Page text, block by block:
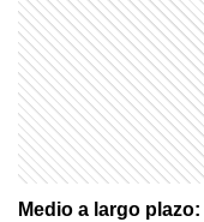
Medio a largo plazo: